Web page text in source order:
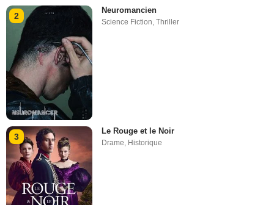
2
Neuromancien
Science Fiction ,Thriller
3
Le Rouge et le Noir
Drame, Historique